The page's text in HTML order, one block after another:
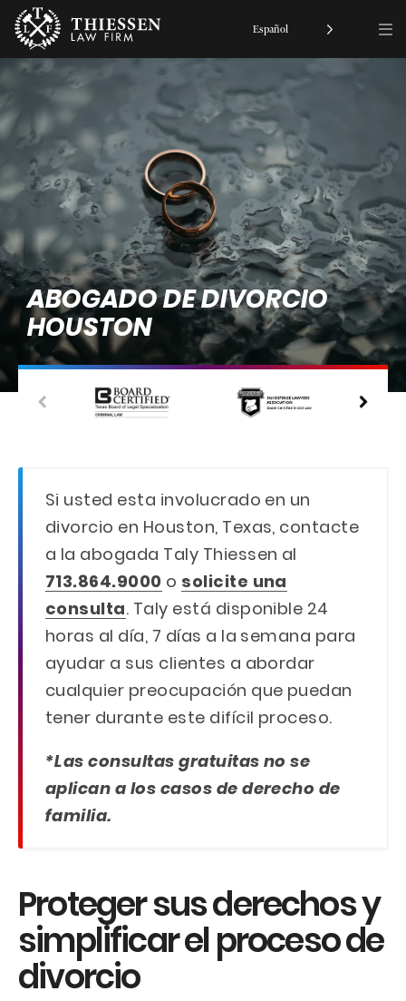
ABOGADO DE DIVORCIO
HOUSTON
Si usted esta involucrado en un
divorcio en Houston, Texas, contacte
a la abogada Taly Thiessen al
713.864.9000 o solicite una
consulta. Taly está disponible 24
horas al día, 7 días a la semana para
ayudar a sus clientes a abordar
cualquier preocupación que puedan
tener durante este difícil proceso.
*Las consultas gratuitas no se
aplican a los casos de derecho de
familia.
Proteger sus derechos y
simplificar el proceso de
divorcio
Español